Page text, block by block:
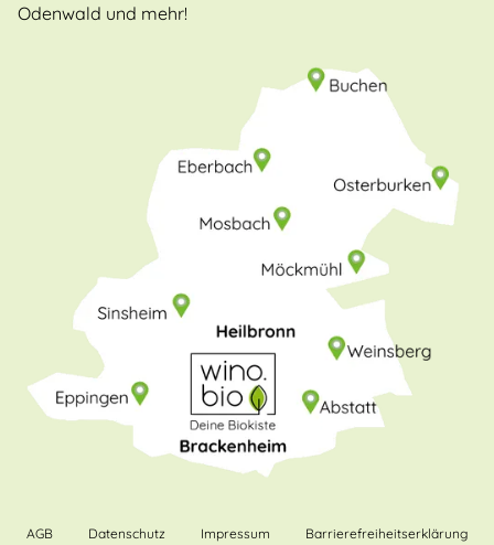
Odenwald und mehr!
AGB Datenschutz Impressum Barrierefreiheitserklärung